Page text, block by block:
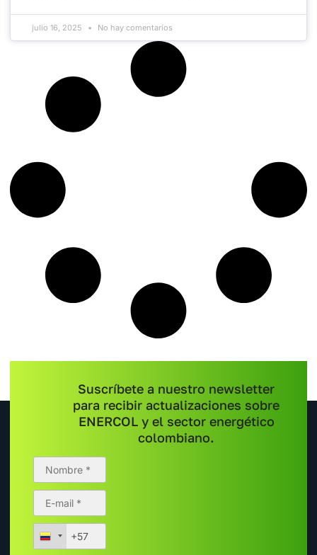
julio 16, 2025 No hay comentarios
Suscríbete a nuestro newsletter
para recibir actualizaciones sobre
ENERCOL y el sector energético
colombiano.